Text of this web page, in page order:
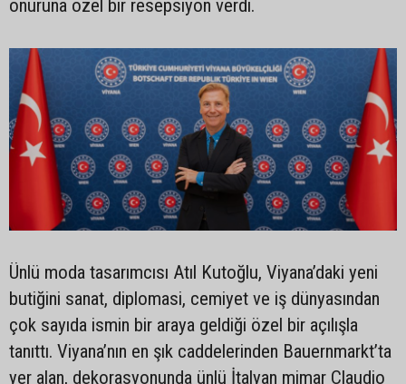
onuruna özel bir resepsiyon verdi.
Ünlü moda tasarımcısı Atıl Kutoğlu, Viyana’daki yeni
butiğini sanat, diplomasi, cemiyet ve iş dünyasından
çok sayıda ismin bir araya geldiği özel bir açılışla
tanıttı. Viyana’nın en şık caddelerinden Bauernmarkt’ta
yer alan, dekorasyonunda ünlü İtalyan mimar Claudio